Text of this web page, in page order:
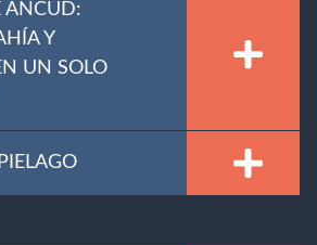
ANCUD:
Y
UN SOLO